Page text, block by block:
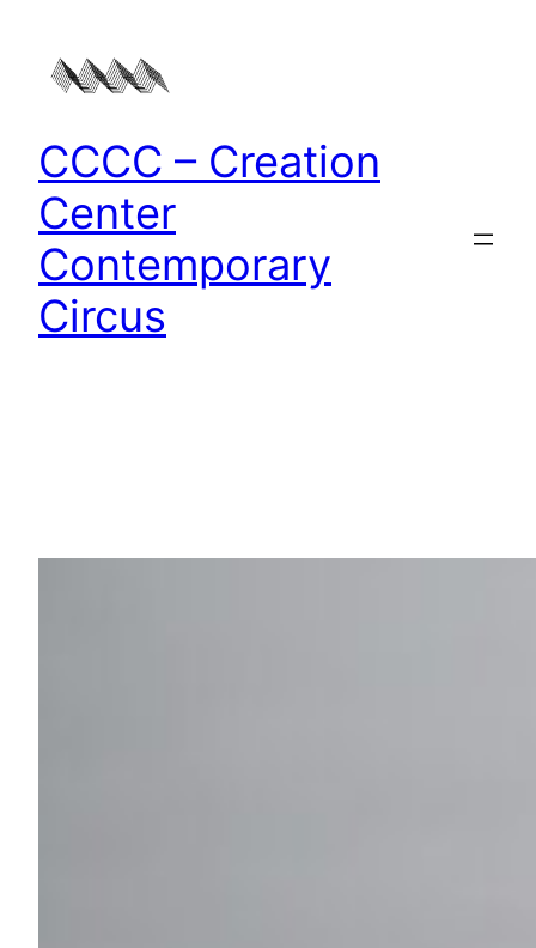
Inhalt
springen
CCCC – Creation
Center
Contemporary
Circus